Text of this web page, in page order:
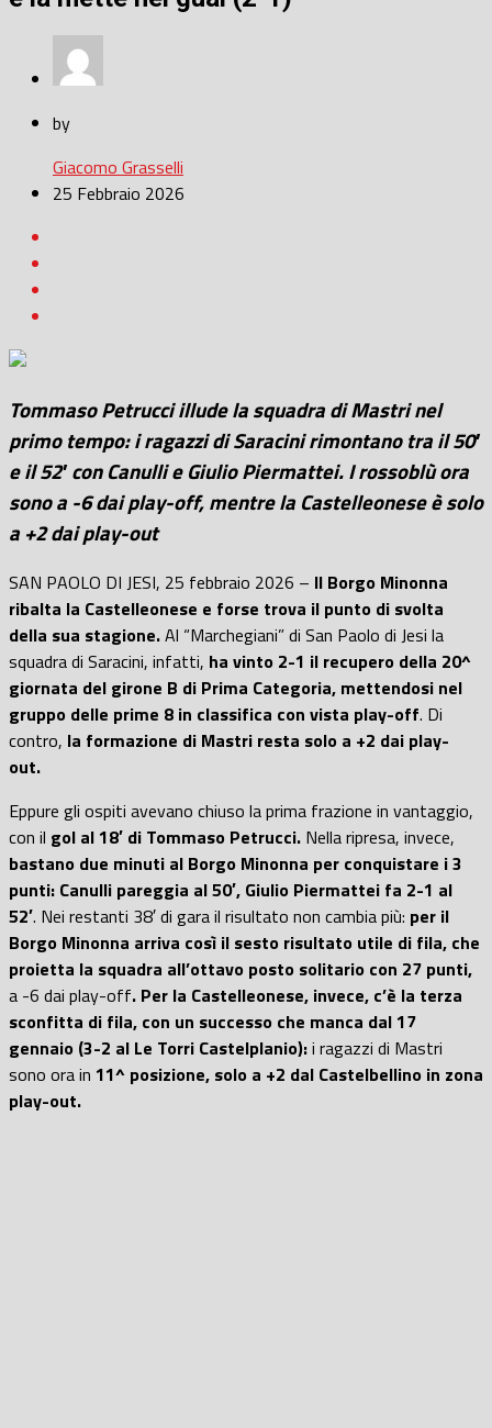
by
Giacomo Grasselli
25 Febbraio 2026
Tommaso Petrucci illude la squadra di Mastri nel
primo tempo: i ragazzi di Saracini rimontano tra il 50′
e il 52′ con Canulli e Giulio Piermattei. I rossoblù ora
sono a -6 dai play-off, mentre la Castelleonese è solo
a +2 dai play-out
SAN PAOLO DI JESI, 25 febbraio 2026 – Il Borgo Minonna
ribalta la Castelleonese e forse trova il punto di svolta
della sua stagione.Al “Marchegiani” di San Paolo di Jesi la
squadra di Saracini, infatti, ha vinto 2-1 il recupero della 20^
giornata del girone B di Prima Categoria, mettendosi nel
gruppo delle prime 8 in classifica con vista play-off. Di
contro, la formazione di Mastri resta solo a +2 dai play-
out.
Eppure gli ospiti avevano chiuso la prima frazione in vantaggio,
con il gol al 18′ di Tommaso Petrucci. Nella ripresa, invece,
bastano due minuti al Borgo Minonna per conquistare i 3
punti: Canulli pareggia al 50′, Giulio Piermattei fa 2-1 al
52′. Nei restanti 38′ di gara il risultato non cambia più: per il
Borgo Minonna arriva così il sesto risultato utile di fila, che
proietta la squadra all’ottavo posto solitario con 27 punti,
a -6 dai play-off. Per la Castelleonese, invece, c’è la terza
sconfitta di fila, con un successo che manca dal 17
gennaio (3-2 al Le Torri Castelplanio):i ragazzi di Mastri
sono ora in 11^ posizione, solo a +2 dal Castelbellino in zona
play-out.